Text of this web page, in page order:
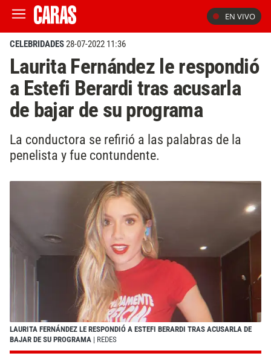
EN VIVO
CELEBRIDADES28-07-2022 11:36
Laurita Fernández le respondió
a Estefi Berardi tras acusarla
de bajar de su programa
La conductora se refirió a las palabras de la
penelista y fue contundente.
LAURITA FERNÁNDEZ LE RESPONDIÓ A ESTEFI BERARDI TRAS ACUSARLA DE
BAJAR DE SU PROGRAMA | REDES